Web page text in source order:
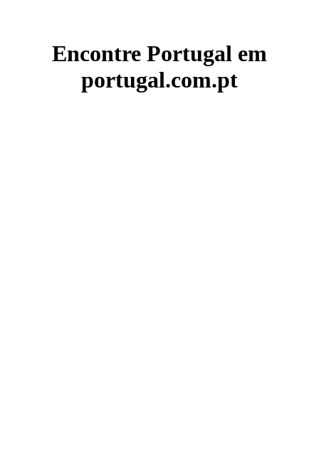
Encontre Portugal em
portugal.com.pt